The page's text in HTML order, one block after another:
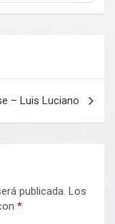
– Luis Luciano
publicada. Los
*